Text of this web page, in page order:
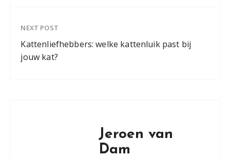
NEXT POST
Kattenliefhebbers: welke kattenluik past bij
jouw kat?
Jeroen van
Dam